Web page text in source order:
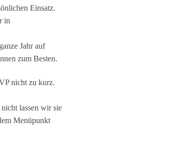
Einsatz.
in
Jahr auf
zum Besten.
nicht zu kurz.
lassen wir sie
Menüpunkt